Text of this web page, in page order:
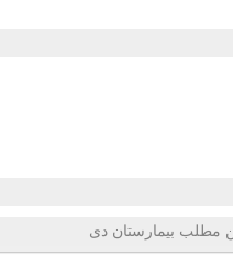
مطلب بیمارستان دی